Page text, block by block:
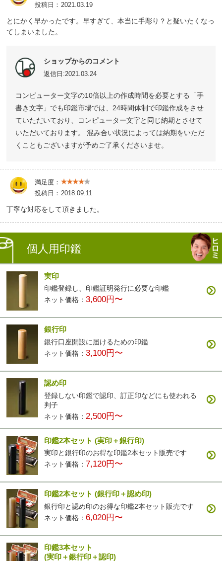
投稿日： 2021.03.19
とにかく早かったです。早すぎて、本当に手彫り？と疑いたくなっ
てしまいました。
ショップからのコメント
返信日:2021.03.24
コンピューター文字の10倍以上の作成時間を必要とする「手
書き文字」でも印鑑市場では、24時間体制で印鑑作成をさせ
ていただいており、コンピューター文字と同じ納期とさせて
いただいております。 混み合い状況によっては納期をいただ
くこともございますが予めご了承くださいませ。
満足度：
投稿日： 2018.09.11
丁寧な対応をして頂きました。
個人用印鑑
実印
印鑑登録し、印鑑証明発行に必要な印鑑
ネット価格：3,600円〜
銀行印
銀行口座開設に届けるための印鑑
ネット価格：3,100円〜
認め印
登録しない印鑑で認印、訂正印などにも使われる
判子
ネット価格： 2,500円〜
印鑑2本セット(実印＋銀行印)
実印と銀行印のお得な印鑑2本セット販売です
ネット価格： 7,120円〜
印鑑2本セット(銀行印＋認め印)
銀行印と認め印のお得な印鑑2本セット販売です
ネット価格：6,020円〜
印鑑3本セット
(実印＋銀行印＋認印)